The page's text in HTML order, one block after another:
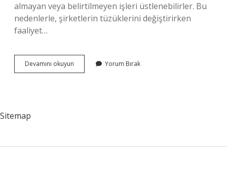
almayan veya belirtilmeyen işleri üstlenebilirler. Bu
nedenlerle, şirketlerin tüzüklerini değiştirirken
faaliyet…
Devamını okuyun
Ana
Yorum Bırak
Sitemap